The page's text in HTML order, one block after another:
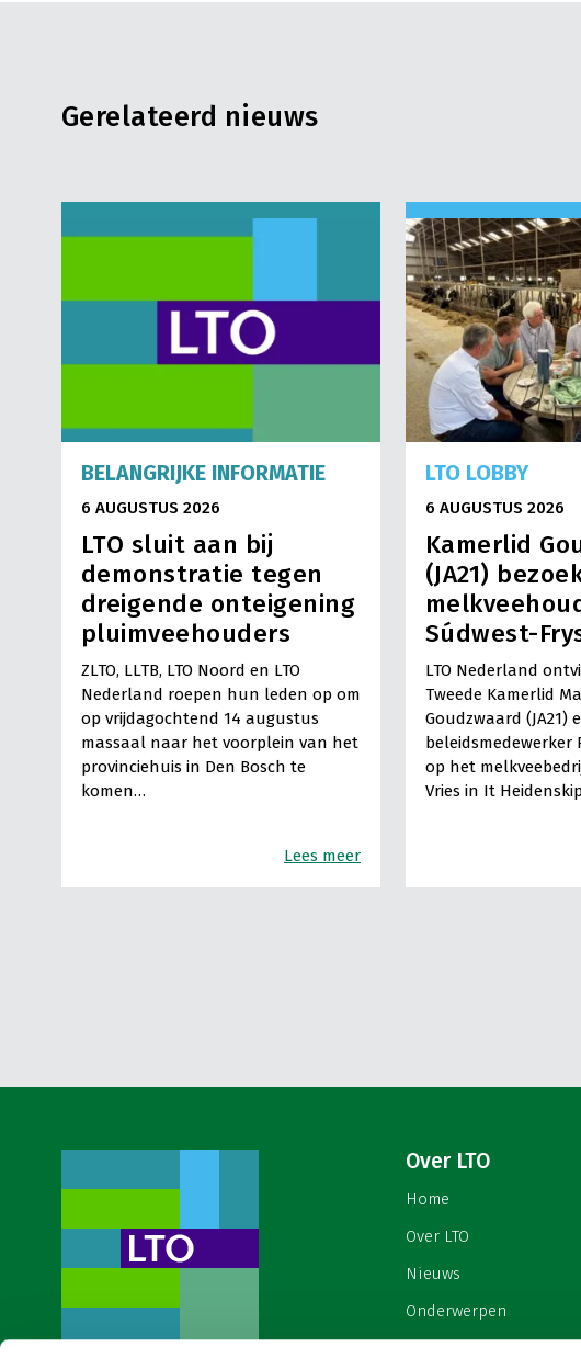
Gerelateerd nieuws
BELANGRIJKE INFORMATIE
6 AUGUSTUS 2026
LTO sluit aan bij
demonstratie tegen
dreigende onteigening
pluimveehouders
ZLTO, LLTB, LTO Noord en LTO
Nederland roepen hun leden op om
op vrijdagochtend 14 augustus
massaal naar het voorplein van het
provinciehuis in Den Bosch te
komen…
Lees meer
LTO LOBBY
6 AUGUSTUS 2026
Kamerlid
(JA21)
Súdwest-
LTO Nederland
Tweede Kamerlid
Goudzwaard (JA21)
beleidsmedewerker
op het
Vries in It
Over LTO
Home
Over LTO
Nieuws
Onderwerpen